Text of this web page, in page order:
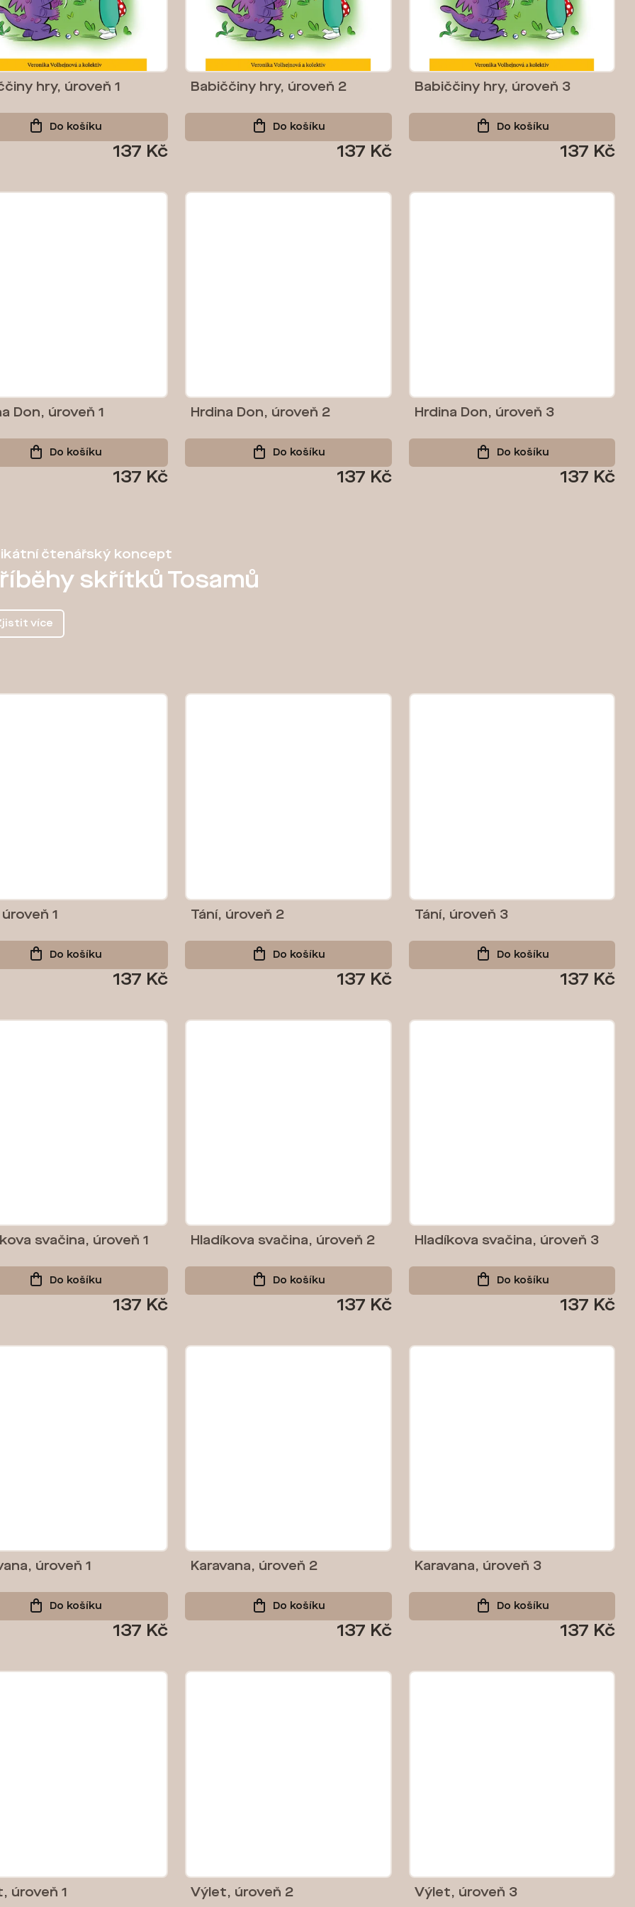
hry, úroveň 1
137 Kč
Do košíku
Babiččiny hry, úroveň 2
137 Kč
Do košíku
Babiččiny hry, úroveň 3
137 Kč
Do košíku
Don, úroveň 1
137 Kč
Do košíku
Hrdina Don, úroveň 2
137 Kč
Do košíku
Hrdina Don, úroveň 3
137 Kč
Do košíku
čtenářský koncept
skřítků Tosamů
více
1
137 Kč
Do košíku
Tání, úroveň 2
137 Kč
Do košíku
Tání, úroveň 3
137 Kč
Do košíku
svačina, úroveň 1
137 Kč
Do košíku
Hladíkova svačina, úroveň 2
137 Kč
Do košíku
Hladíkova svačina, úroveň 3
137 Kč
Do košíku
úroveň 1
137 Kč
Do košíku
Karavana, úroveň 2
137 Kč
Do košíku
Karavana, úroveň 3
137 Kč
Do košíku
úroveň 1 Výlet, úroveň 2 Výlet, úroveň 3